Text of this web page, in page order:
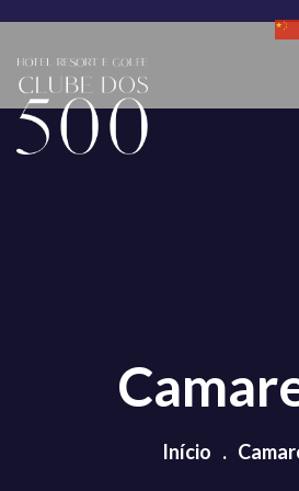
Pular
o
conteúdo
Início .